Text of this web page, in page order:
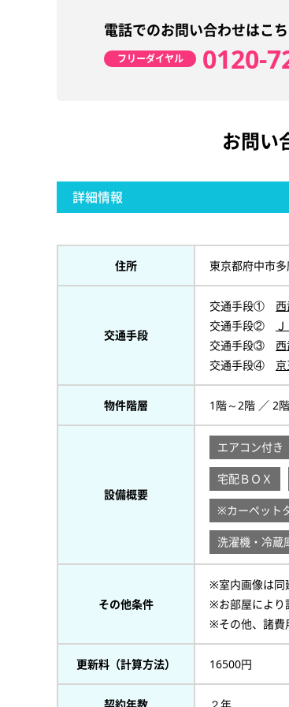
電話でのお問い合わせはこち
フリーダイヤル 0120-
お問い
詳細情報
住所 東京都府中市
交通手段
交通手段①
交通手段②
交通手段③
交通手段④
物件階層 1階～2階 ／ 2
設備概要
エアコン付き
宅配ＢＯＸ
※カーペット
洗濯機・冷蔵
その他条件
※室内画像は同
※お部屋により
※その他、諸費
更新料（計算方法） 16500円